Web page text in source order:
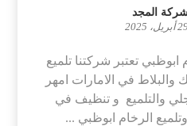
المجد
2025
تعتبر شركتنا تلميع
والبلاط في الامارات امهر
والتلميع و تنظيف في
الرخام ابوظبي ...